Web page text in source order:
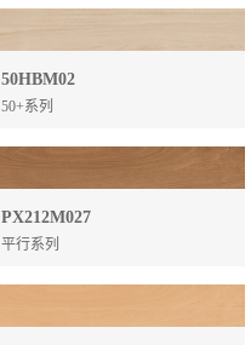
50HBM02
50+系列
PX212M027
平行系列